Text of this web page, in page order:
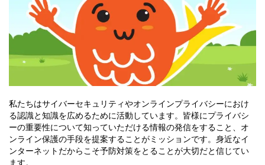
私たちはサイバーセキュリティやオンラインプライバシーにおけ
る認識と知識を広めるために活動しています。皆様にプライバシ
ーの重要性について知っていただける情報の発信をすること、オ
ンライン保護の手段を提案することがミッションです。身近なイ
ンターネットだからこそ予防対策をとることが大切だと信じてい
ます。